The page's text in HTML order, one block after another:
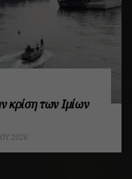
κρίση των Ιμίων
2026